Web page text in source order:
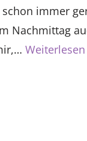
immer
Nachmittag
Weiterlesen